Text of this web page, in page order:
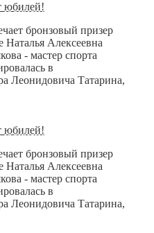
юбилей!
бронзовый призер
Алексеевна
- мастер спорта
в
Татарина,
юбилей!
бронзовый призер
Алексеевна
- мастер спорта
в
Татарина,